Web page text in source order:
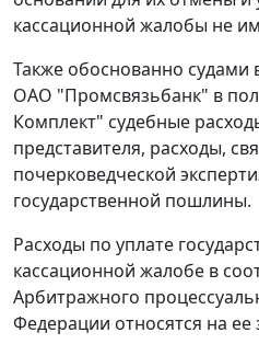
кассационной жалобы не
Также обоснованно судами
ОАО "Промсвязьбанк" в
Комплект" судебные
представителя, расходы,
почерковедческой
государственной пошлины.
Расходы по уплате
кассационной жалобе в
Арбитражного
Федерации относятся на ее